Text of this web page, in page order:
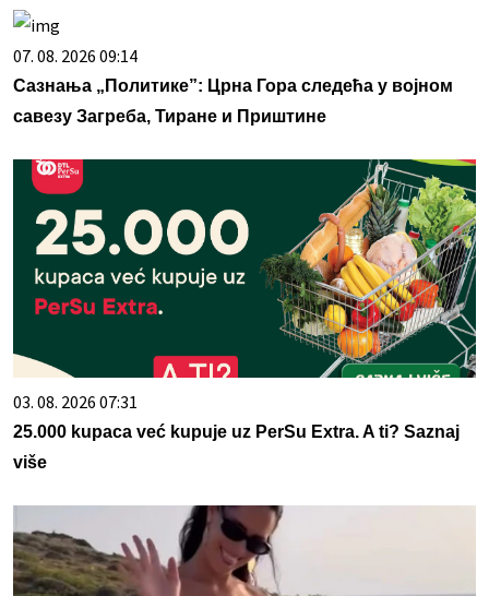
07. 08. 2026 09:14
Сазнања „Политике”: Црна Гора следећа у војном
савезу Загреба, Тиране и Приштине
03. 08. 2026 07:31
25.000 kupaca već kupuje uz PerSu Extra. A ti? Saznaj
više